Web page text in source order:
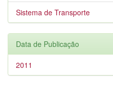
Sistema de Transporte
Data de Publicação
2011